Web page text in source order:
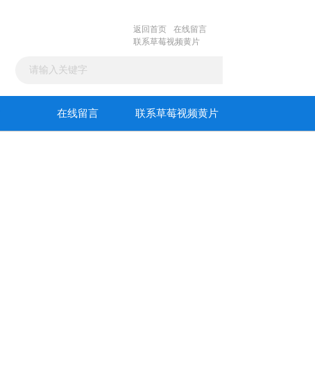
返回首页
在线留言
联系草莓视频黄片
在线留言 联系草莓视频黄片